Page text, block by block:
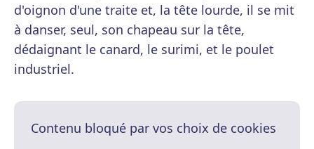
d'oignon d'une traite et, la tête lourde, il se mit
à danser, seul, son chapeau sur la tête,
dédaignant le canard, le surimi, et le poulet
industriel.
Contenu bloqué par vos choix de cookies